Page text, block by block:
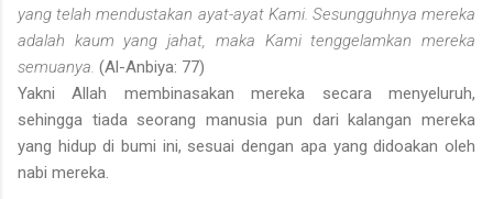
yang telah mendustakan ayat-ayat Kami. Sesungguhnya mereka
adalah kaum yang jahat, maka Kami tenggelamkan mereka
semuanya. (Al-Anbiya: 77)
Yakni Allah membinasakan mereka secara menyeluruh,
sehingga tiada seorang manusia pun dari kalangan mereka
yang hidup di bumi ini, sesuai dengan apa yang didoakan oleh
nabi mereka.